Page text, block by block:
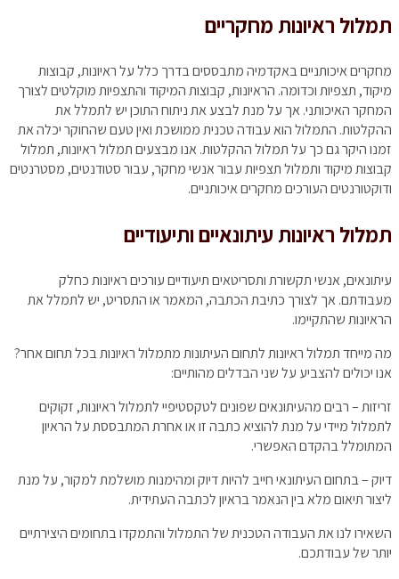
תמלול ראיונות מחקריים
מחקרים איכותניים באקדמיה מתבססים בדרך כלל על ראיונות, קבוצות
מיקוד, תצפיות וכדומה. הראיונות, קבוצות המיקוד והתצפיות מוקלטים לצורך
המחקר האיכותני. אך על מנת לבצע את ניתוח התוכן יש לתמלל את
ההקלטות. התמלול הוא עבודה טכנית ממושכת ואין טעם שהחוקר יכלה את
זמנו היקר גם כך על תמלול ההקלטות. אנו מבצעים תמלול ראיונות, תמלול
קבוצות מיקוד ותמלול תצפיות עבור אנשי מחקר, עבור סטודנטים, מסטרנטים
ודוקטורנטים העורכים מחקרים איכותניים.
תמלול ראיונות עיתונאיים ותיעודיים
עיתונאים, אנשי תקשורת ותסריטאים תיעודיים עורכים ראיונות כחלק
מעבודתם. אך לצורך כתיבת הכתבה, המאמר או התסריט, יש לתמלל את
הראיונות שהתקיימו.
מה מייחד תמלול ראיונות לתחום העיתונות מתמלול ראיונות בכל תחום אחר?
אנו יכולים להצביע על שני הבדלים מהותיים:
זריזות – רבים מהעיתונאים שפונים לטקסטיפיי לתמלול ראיונות, זקוקים
לתמלול מיידי על מנת להוציא כתבה זו או אחרת המתבססת על הראיון
המתומלל בהקדם האפשרי.
דיוק – בתחום העיתונאי חייב להיות דיוק ומהימנות מושלמת למקור, על מנת
ליצור תיאום מלא בין הנאמר בראיון לכתבה העתידית.
השאירו לנו את העבודה הטכנית של התמלול והתמקדו בתחומים היצירתיים
יותר של עבודתכם.